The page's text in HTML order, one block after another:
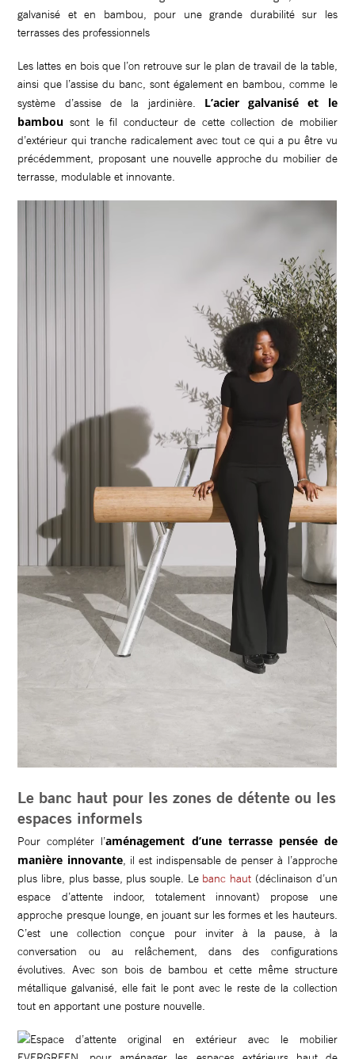
Les lattes en bois que l’on retrouve sur le plan de travail de la table,
ainsi que l’assise du banc, sont également en bambou, comme le
système d’assise de la jardinière. L’acier galvanisé et le
bambou sont le fil conducteur de cette collection de mobilier
d’extérieur qui tranche radicalement avec tout ce qui a pu être vu
précédemment, proposant une nouvelle approche du mobilier de
terrasse, modulable et innovante.
Le banc haut pour les zones de détente ou les
espaces informels
Pour compléter l’aménagement d’une terrasse pensée de
manière innovante, il est indispensable de penser à l’approche
plus libre, plus basse, plus souple. Le banc haut (déclinaison d’un
espace d’attente indoor, totalement innovant) propose une
approche presque lounge, en jouant sur les formes et les hauteurs.
C’est une collection conçue pour inviter à la pause, à la
conversation ou au relâchement, dans des configurations
évolutives. Avec son bois de bambou et cette même structure
métallique galvanisé, elle fait le pont avec le reste de la collection
tout en apportant une posture nouvelle.